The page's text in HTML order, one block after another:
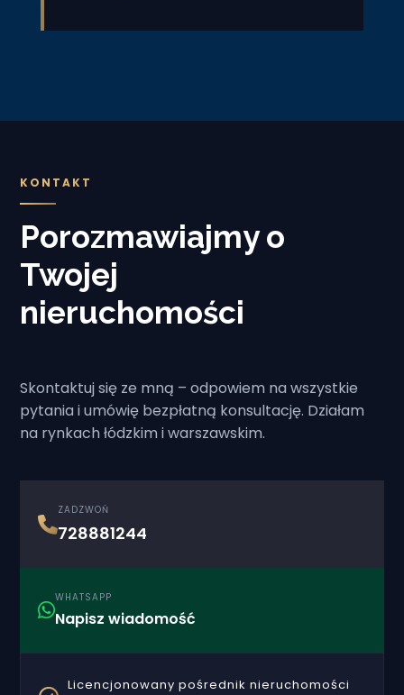
KONTAKT
Porozmawiajmy o
Twojej
nieruchomości
Skontaktuj się ze mną – odpowiem na wszystkie
pytania i umówię bezpłatną konsultację. Działam
na rynkach łódzkim i warszawskim.
ZADZWOŃ
728881244
WHATSAPP
Napisz wiadomość
Licencjonowany pośrednik nieruchomości